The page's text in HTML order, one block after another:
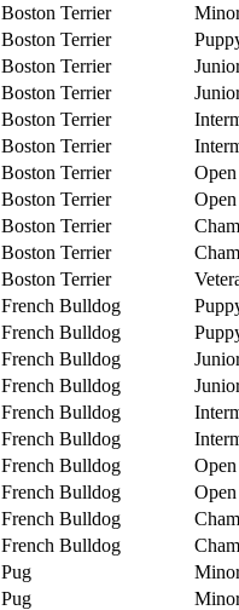
Boston Terrier
Boston Terrier
Boston Terrier
Boston Terrier
Boston Terrier
Boston Terrier
Boston Terrier Open
Boston Terrier Open
Boston Terrier
Boston Terrier
Boston Terrier
French Bulldog
French Bulldog
French Bulldog
French Bulldog
French Bulldog
French Bulldog
French Bulldog Open
French Bulldog Open
French Bulldog
French Bulldog
Pug
Pug